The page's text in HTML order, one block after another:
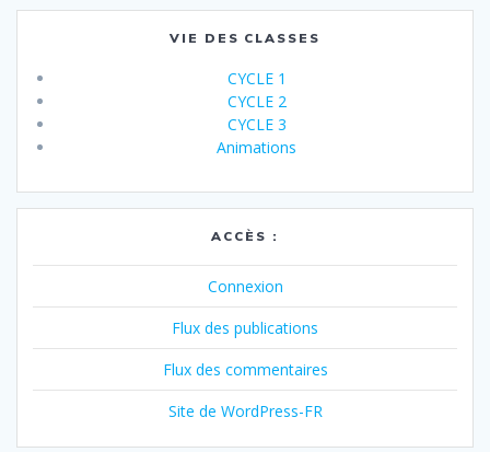
VIE DES CLASSES
CYCLE 1
CYCLE 2
CYCLE 3
Animations
ACCÈS :
Connexion
Flux des publications
Flux des commentaires
Site de WordPress-FR